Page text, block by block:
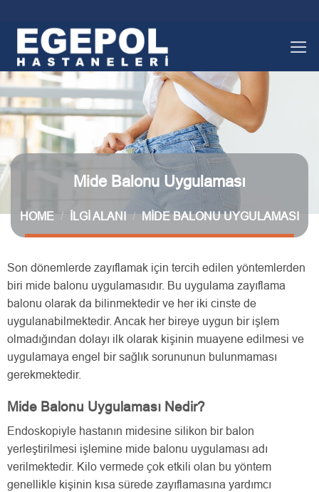
atla
Mide Balonu Uygulaması
HOME / İLGI ALANI / MIDE BALONU UYGULAMASI
Son dönemlerde zayıflamak için tercih edilen yöntemlerden
biri mide balonu uygulamasıdır. Bu uygulama zayıflama
balonu olarak da bilinmektedir ve her iki cinste de
uygulanabilmektedir. Ancak her bireye uygun bir işlem
olmadığından dolayı ilk olarak kişinin muayene edilmesi ve
uygulamaya engel bir sağlık sorununun bulunmaması
gerekmektedir.
Mide Balonu Uygulaması Nedir?
Endoskopiyle hastanın midesine silikon bir balon
yerleştirilmesi işlemine mide balonu uygulaması adı
verilmektedir. Kilo vermede çok etkili olan bu yöntem
genellikle kişinin kısa sürede zayıflamasına yardımcı